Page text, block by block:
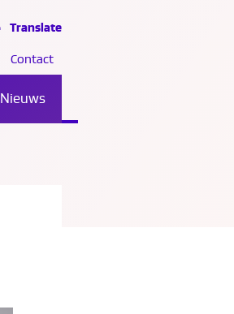
Nieuws
Contact
Translate